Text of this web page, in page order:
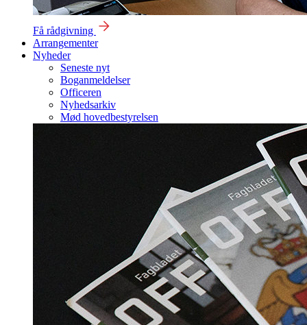
Få rådgivning
Arrangementer
Nyheder
Seneste nyt
Boganmeldelser
Officeren
Nyhedsarkiv
Mød hovedbestyrelsen